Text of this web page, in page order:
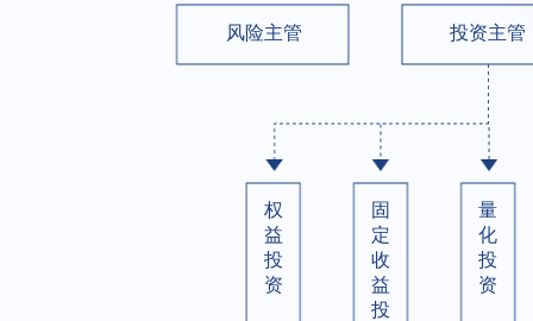
风险主管 投资主管
权
益
投
资
固
定
收
益
投
量
化
投
资